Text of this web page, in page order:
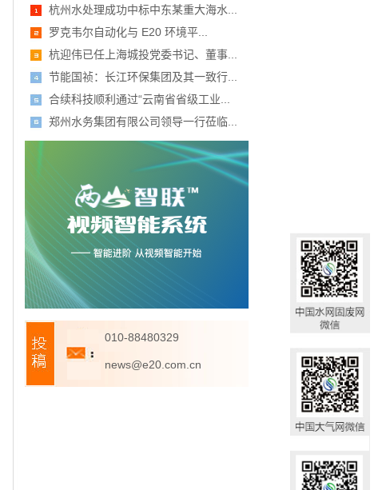
杭州水处理成功中标中东某重大海水...
罗克韦尔自动化与 E20 环境平...
杭迎伟已任上海城投党委书记、董事...
节能国祯：长江环保集团及其一致行...
合续科技顺利通过“云南省省级工业...
郑州水务集团有限公司领导一行莅临...
010-88480329
news@e20.com.cn